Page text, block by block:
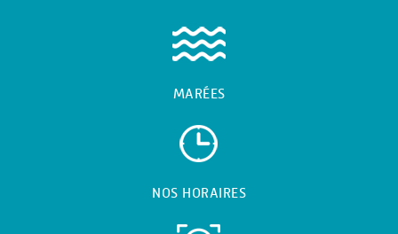
MARÉES
NOS HORAIRES